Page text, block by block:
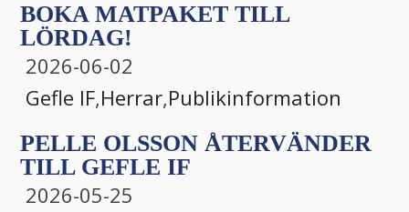
BOKA MATPAKET TILL
LÖRDAG!
2026-06-02
Gefle IF,Herrar,Publikinformation
PELLE OLSSON ÅTERVÄNDER
TILL GEFLE IF
2026-05-25